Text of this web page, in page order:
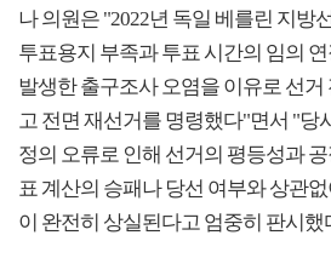
나 의원은 "2022년 독일 베를린 지방
투표용지 부족과 투표 시간의 임의
발생한 출구조사 오염을 이유로 선
고 전면 재선거를 명령했다"면서 "당
정의 오류로 인해 선거의 평등성과
표 계산의 승패나 당선 여부와 상관
이 완전히 상실된다고 엄중히 판시했